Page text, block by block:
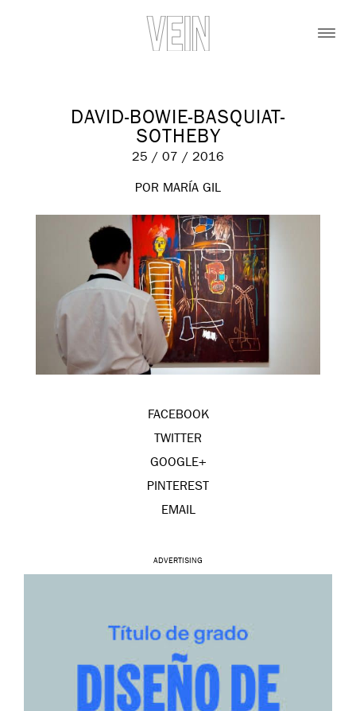
DAVID-BOWIE-BASQUIAT-
SOTHEBY
25 / 07 / 2016
POR MARÍA GIL
FACEBOOK
TWITTER
TWITTEAR
GOOGLE+
PINTEREST
EMAIL
ADVERTISING